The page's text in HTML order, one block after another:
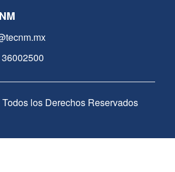
los Derechos Reservados